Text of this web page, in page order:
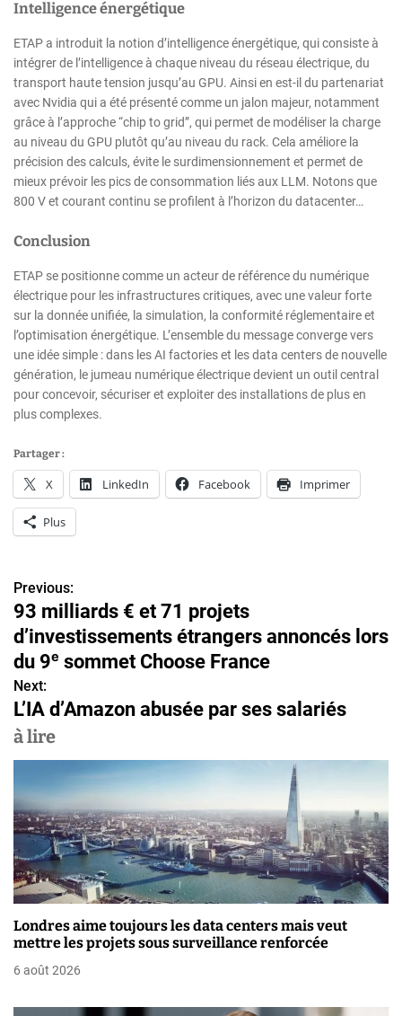
Intelligence énergétique
ETAP a introduit la notion d’intelligence énergétique, qui consiste à
intégrer de l’intelligence à chaque niveau du réseau électrique, du
transport haute tension jusqu’au GPU. Ainsi en est-il du partenariat
avec Nvidia qui a été présenté comme un jalon majeur, notamment
grâce à l’approche “chip to grid”, qui permet de modéliser la charge
au niveau du GPU plutôt qu’au niveau du rack. Cela améliore la
précision des calculs, évite le surdimensionnement et permet de
mieux prévoir les pics de consommation liés aux LLM. Notons que
800 V et courant continu se profilent à l’horizon du datacenter…
Conclusion
ETAP se positionne comme un acteur de référence du numérique
électrique pour les infrastructures critiques, avec une valeur forte
sur la donnée unifiée, la simulation, la conformité réglementaire et
l’optimisation énergétique. L’ensemble du message converge vers
une idée simple : dans les AI factories et les data centers de nouvelle
génération, le jumeau numérique électrique devient un outil central
pour concevoir, sécuriser et exploiter des installations de plus en
plus complexes.
Partager :
X LinkedIn Facebook Imprimer
Plus
N
a
v
i
g
a
t
i
o
n
d
e
l
Previous:
93 milliards € et 71 projets
d’investissements étrangers annoncés lors
du 9ᵉ sommet Choose France
Next:
L’IA d’Amazon abusée par ses salariés
à lire
Londres aime toujours les data centers mais veut
mettre les projets sous surveillance renforcée
6 août 2026